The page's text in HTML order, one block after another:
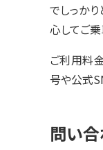
でしっか
心してご乗
ご利用料
号や公式
問い